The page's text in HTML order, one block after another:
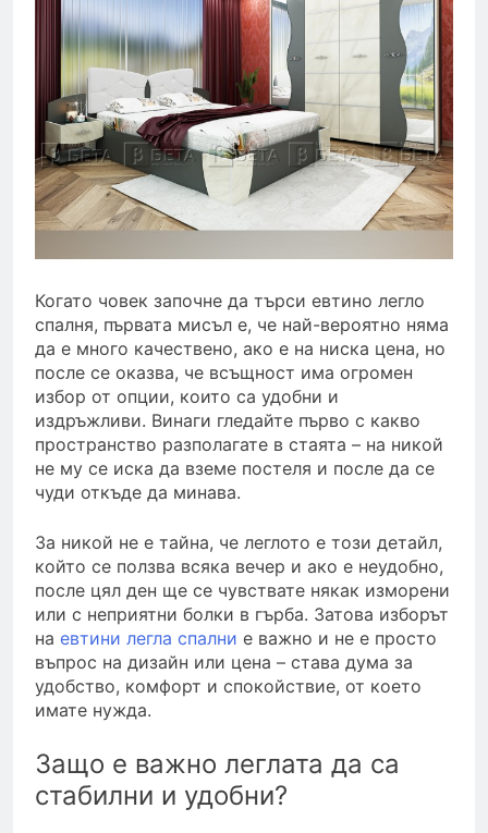
недостатъци на
модерните кафе капсули
11 Months Ago
Как и къде да намерите
комфортни на добра цена
легла за спални и хубави
матраци?
12 Months Ago
Когато човек започне да търси евтино легло
спалня, първата мисъл е, че най-вероятно няма
да е много качествено, ако е на ниска цена, но
после се оказва, че всъщност има огромен
избор от опции, които са удобни и
издръжливи. Винаги гледайте първо с какво
пространство разполагате в стаята – на никой
не му се иска да вземе постеля и после да се
чуди откъде да минава.
За никой не е тайна, че леглото е този детайл,
който се ползва всяка вечер и ако е неудобно,
после цял ден ще се чувствате някак изморени
или с неприятни болки в гърба. Затова изборът
на евтини легла спални е важно и не е просто
въпрос на дизайн или цена – става дума за
удобство, комфорт и спокойствие, от което
имате нужда.
Защо е важно леглата да са
стабилни и удобни?